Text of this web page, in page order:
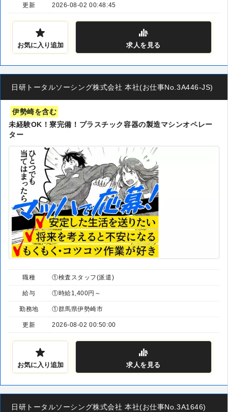
更新 2026-08-02 00:48:45
お気に入り追加 求人を見る
日研トータルソーシング株式会社 本社(お仕事No.3A446-JS)
伊勢崎を含む
未経験OK！寮完備！プラスチック容器の製造マシンオペレー
ター
職種 ①検査スタッフ(派遣)
給与 ①時給1,400円～
勤務地 ①群馬県伊勢崎市
更新 2026-08-02 00:50:00
お気に入り追加 求人を見る
日研トータルソーシング株式会社 本社(お仕事No.3A1646)